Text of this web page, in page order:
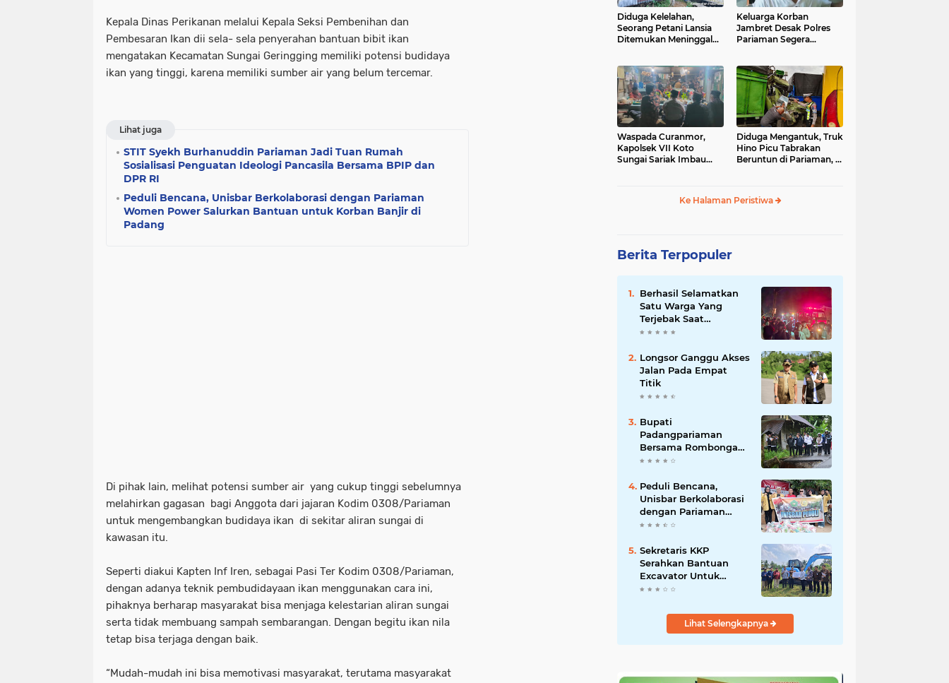
Kepala Dinas Perikanan melalui Kepala Seksi Pembenihan dan
Pembesaran Ikan dii sela- sela penyerahan bantuan bibit ikan
mengatakan Kecamatan Sungai Geringging memiliki potensi budidaya
ikan yang tinggi, karena memiliki sumber air yang belum tercemar.
Lihat juga
STIT Syekh Burhanuddin Pariaman Jadi Tuan Rumah
Sosialisasi Penguatan Ideologi Pancasila Bersama BPIP dan
DPR RI
Peduli Bencana, Unisbar Berkolaborasi dengan Pariaman
Women Power Salurkan Bantuan untuk Korban Banjir di
Padang
Di pihak lain, melihat potensi sumber air yang cukup tinggi sebelumnya
melahirkan gagasan bagi Anggota dari jajaran Kodim 0308/Pariaman
untuk mengembangkan budidaya ikan di sekitar aliran sungai di
kawasan itu.
Seperti diakui Kapten Inf Iren, sebagai Pasi Ter Kodim 0308/Pariaman,
dengan adanya teknik pembudidayaan ikan menggunakan cara ini,
pihaknya berharap masyarakat bisa menjaga kelestarian aliran sungai
serta tidak membuang sampah sembarangan. Dengan begitu ikan nila
tetap bisa terjaga dengan baik.
“Mudah-mudah ini bisa memotivasi masyarakat, terutama masyarakat
Diduga Kelelahan,
Seorang Petani Lansia
Ditemukan Meninggal
Keluarga Korban
Jambret Desak Polres
Pariaman Segera
Waspada Curanmor,
Kapolsek VII Koto
Sungai Sariak Imbau
Diduga Mengantuk, Truk
Hino Picu Tabrakan
Beruntun di Pariaman, 5
Ke Halaman Peristiwa
Berita Terpopuler
Berhasil Selamatkan
Satu Warga Yang
Terjebak Saat
Kebakaran
Longsor Ganggu Akses
Jalan Pada Empat
Titik
Bupati
Padangpariaman
Bersama Rombongan
Jemput Aspirasi
Peduli Bencana,
Unisbar Berkolaborasi
dengan Pariaman
Women Power
untuk Korban Banjir di
Padang
Sekretaris KKP
Serahkan Bantuan
Excavator Untuk
Pelaku Usaha
Lihat Selengkapnya